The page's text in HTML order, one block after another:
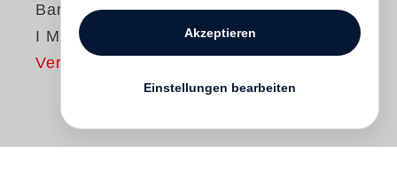
Banier
I Missed You
Vergriffen
Akzeptieren
Einstellungen bearbeiten